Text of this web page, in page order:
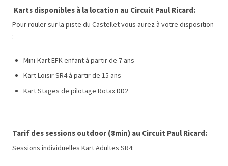
Karts disponibles à la location au Circuit Paul Ricard:
Pour rouler sur la piste du Castellet vous aurez à votre disposition
:
Mini-Kart EFK enfant à partir de 7 ans
Kart Loisir SR4 à partir de 15 ans
Kart Stages de pilotage Rotax DD2
Tarif des sessions outdoor (8min) au Circuit Paul Ricard:
Sessions individuelles Kart Adultes SR4: